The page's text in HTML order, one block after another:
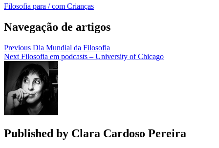
Filosofia para / com Crianças
Navegação de artigos
Previous Dia Mundial da Filosofia
Next Filosofia em podcasts – University of Chicago
Published by Clara Cardoso Pereira